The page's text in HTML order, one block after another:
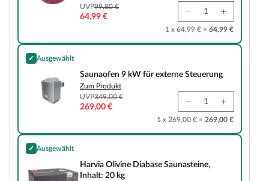
UVP99,80 €
64,99 €
1 x 64,99 € = 64,99 €
✓ Ausgewählt
Saunaofen 9 kW für externe Steuerung
Saunaofen 9 kW für externe Steuerung
Zum Produkt
UVP349,00 €
269,00 €
1 x 269,00 € = 269,00 €
✓ Ausgewählt
Harvia Olivine Diabase Saunasteine, Inhalt: 20 kg
Harvia Olivine Diabase Saunasteine,
Inhalt: 20 kg